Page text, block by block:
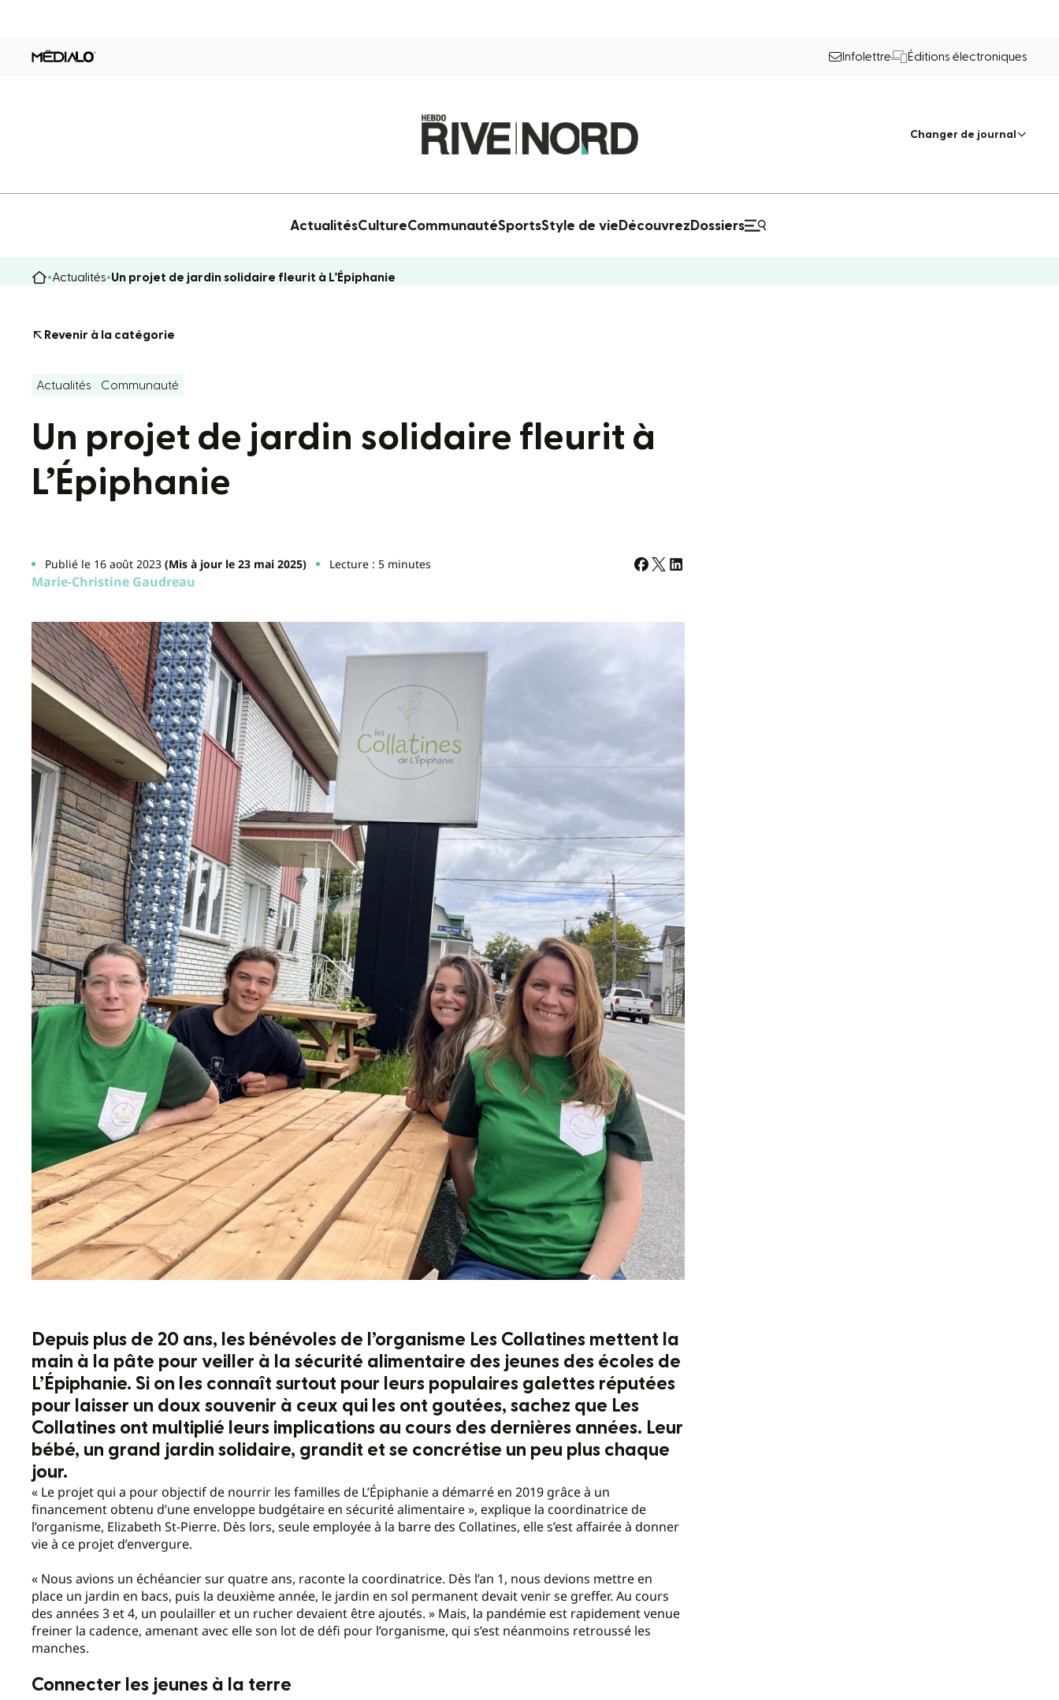
Infolettre Éditions électroniques
Changer de journal
ActualitésCultureCommunautéSportsStyle de vie Découvrez Dossiers
Actualités Un projet de jardin solidaire fleurit à L’Épiphanie
Revenir à la catégorie
Actualités Communauté
Un projet de jardin solidaire fleurit à
L’Épiphanie
Publié le 16 août 2023(Mis à jour le 23 mai 2025) Lecture : 5 minutes
Marie-Christine Gaudreau
Depuis plus de 20 ans, les bénévoles de l’organisme Les Collatines mettent la
main à la pâte pour veiller à la sécurité alimentaire des jeunes des écoles de
L’Épiphanie. Si on les connaît surtout pour leurs populaires galettes réputées
pour laisser un doux souvenir à ceux qui les ont goutées, sachez que Les
Collatines ont multiplié leurs implications au cours des dernières années. Leur
bébé, un grand jardin solidaire, grandit et se concrétise un peu plus chaque
jour.
« Le projet qui a pour objectif de nourrir les familles de L’Épiphanie a démarré en 2019 grâce à un
financement obtenu d’une enveloppe budgétaire en sécurité alimentaire », explique la coordinatrice de
l’organisme, Elizabeth St-Pierre. Dès lors, seule employée à la barre des Collatines, elle s’est affairée à donner
vie à ce projet d’envergure.
« Nous avions un échéancier sur quatre ans, raconte la coordinatrice. Dès l’an 1, nous devions mettre en
place un jardin en bacs, puis la deuxième année, le jardin en sol permanent devait venir se greffer. Au cours
des années 3 et 4, un poulailler et un rucher devaient être ajoutés. » Mais, la pandémie est rapidement venue
freiner la cadence, amenant avec elle son lot de défi pour l’organisme, qui s’est néanmoins retroussé les
manches.
Connecter les jeunes à la terre